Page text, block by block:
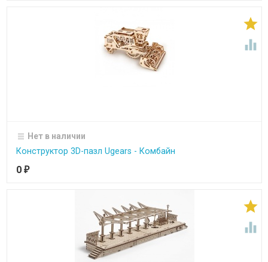


Нет в наличии
Конструктор 3D-пазл Ugears - Комбайн
0 ₽

